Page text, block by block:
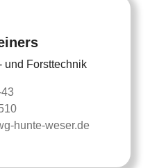
und Forsttechnik
hunte-weser.de